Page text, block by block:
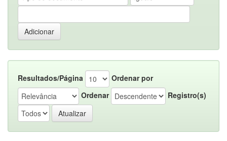
Resultados/Página
Ordenar por
Ordenar
Registro(s)